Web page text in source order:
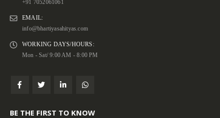
+91 7052061061
EMAIL:
info@bhartiyasahityas.com
WORKING DAYS/HOURS:
Mon - Sat/ 9:00 AM - 8:00 PM
BE THE FIRST TO KNOW